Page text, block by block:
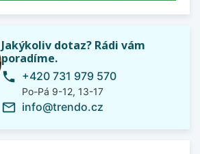
Jakýkoliv dotaz? Rádi vám
poradíme.
phone +420 731 979 570
Po-Pá 9-12, 13-17
mail_outline info@trendo.cz